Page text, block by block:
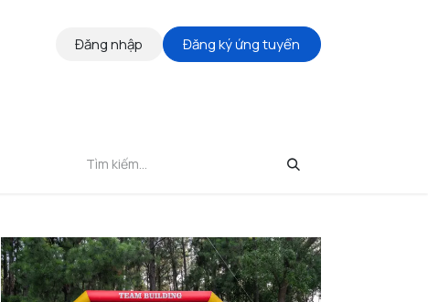
Đăng nhập Đăng ký ứng tuyển